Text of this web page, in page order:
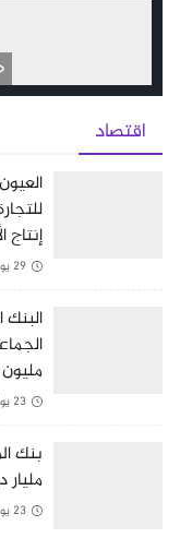
اقتصاد
إنتاج
29 يوليو 2026
مليون
23 يوليو 2026
مليار
23 يوليو 2026